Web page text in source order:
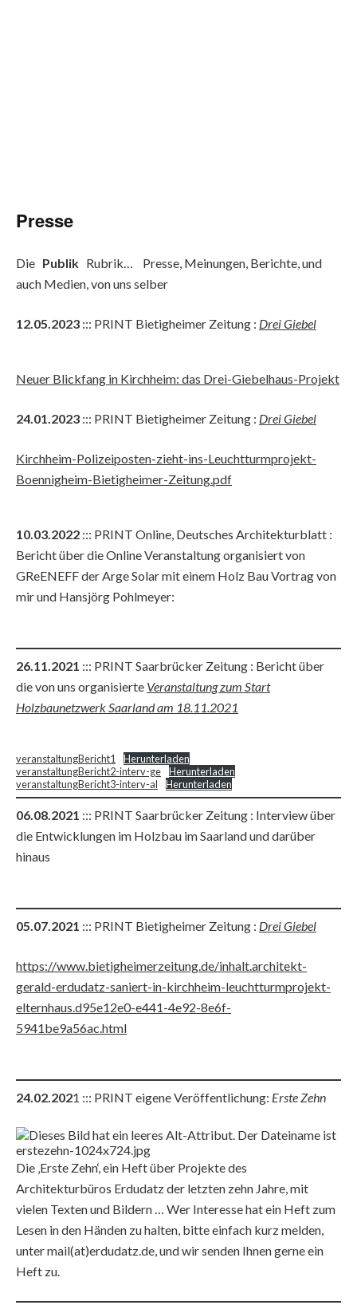
Presse
Die Publik Rubrik… Presse, Meinungen, Berichte, und
auch Medien, von uns selber
12.05.2023 ::: PRINT Bietigheimer Zeitung : Drei Giebel
Neuer Blickfang in Kirchheim: das Drei-Giebelhaus-Projekt
24.01.2023 ::: PRINT Bietigheimer Zeitung : Drei Giebel
Kirchheim-Polizeiposten-zieht-ins-Leuchtturmprojekt-
Boennigheim-Bietigheimer-Zeitung.pdf
10.03.2022 ::: PRINT Online, Deutsches Architekturblatt :
Bericht über die Online Veranstaltung organisiert von
GReENEFF der Arge Solar mit einem Holz Bau Vortrag von
mir und Hansjörg Pohlmeyer:
26.11.2021 ::: PRINT Saarbrücker Zeitung : Bericht über
die von uns organisierte Veranstaltung zum Start
Holzbaunetzwerk Saarland am 18.11.2021
veranstaltungBericht1
Herunterladen
veranstaltungBericht2-interv-ge
Herunterladen
veranstaltungBericht3-interv-al
Herunterladen
06.08.2021 ::: PRINT Saarbrücker Zeitung : Interview über
die Entwicklungen im Holzbau im Saarland und darüber
hinaus
05.07.2021 ::: PRINT Bietigheimer Zeitung : Drei Giebel
https://www.bietigheimerzeitung.de/inhalt.architekt-
gerald-erdudatz-saniert-in-kirchheim-leuchtturmprojekt-
elternhaus.d95e12e0-e441-4e92-8e6f-
5941be9a56ac.html
24.02.2021 ::: PRINT eigene Veröffentlichung: Erste Zehn
Die ‚Erste Zehn‘, ein Heft über Projekte des
Architekturbüros Erdudatz der letzten zehn Jahre, mit
vielen Texten und Bildern … Wer Interesse hat ein Heft zum
Lesen in den Händen zu halten, bitte einfach kurz melden,
unter mail(at)erdudatz.de, und wir senden Ihnen gerne ein
Heft zu.